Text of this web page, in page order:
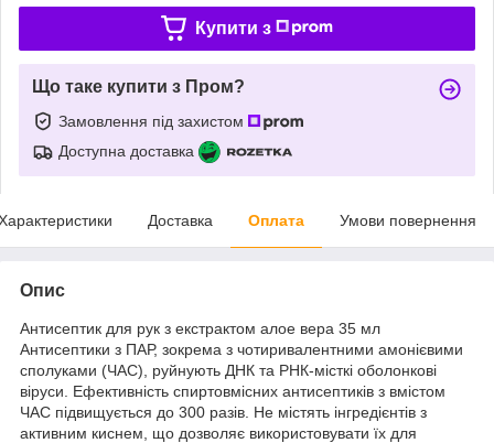
Купити з
Що таке купити з Пром?
Замовлення під захистом
Доступна доставка
Доставка Оплата Умови повернення
Опис
Антисептик для рук з екстрактом алое вера 35 мл
Антисептики з ПАР, зокрема з чотиривалентними амонієвими
сполуками (ЧАС), руйнують ДНК та РНК-місткі оболонкові
віруси. Ефективність спиртовмісних антисептиків з вмістом
ЧАС підвищується до 300 разів. Не містять інгредієнтів з
активним киснем, що дозволяє використовувати їх для